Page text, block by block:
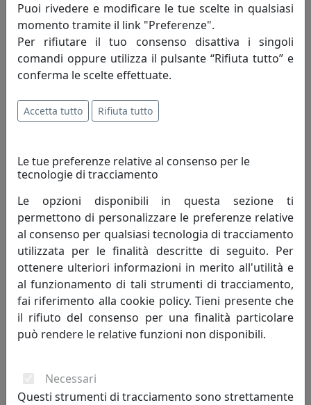
Progetti
OROLOGIO A PENDOLO LONG_TIME 2170V VERDE
266,00 €
Puoi rivedere e modificare le tue scelte in qualsiasi
momento tramite il link "Preferenze".
Per rifiutare il tuo consenso disattiva i singoli
comandi oppure utilizza il pulsante “Rifiuta tutto” e
conferma le scelte effettuate.
Accetta tutto Rifiuta tutto
Le tue preferenze relative al consenso per le
tecnologie di tracciamento
Le opzioni disponibili in questa sezione ti
permettono di personalizzare le preferenze relative
al consenso per qualsiasi tecnologia di tracciamento
utilizzata per le finalità descritte di seguito. Per
ottenere ulteriori informazioni in merito all'utilità e
al funzionamento di tali strumenti di tracciamento,
fai riferimento alla cookie policy. Tieni presente che
il rifiuto del consenso per una finalità particolare
può rendere le relative funzioni non disponibili.
Necessari
Questi strumenti di tracciamento sono strettamente